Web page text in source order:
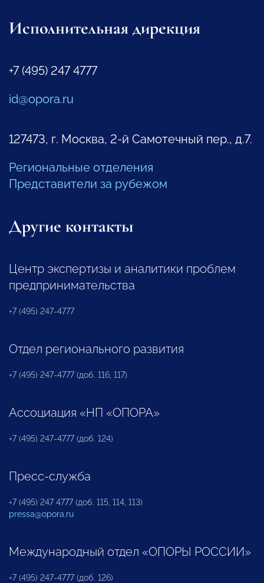
Исполнительная дирекция
+7 (495) 247 4777
id@opora.ru
127473, г. Москва, 2-й Самотечный пер., д.7.
Региональные отделения
Представители за рубежом
Другие контакты
Центр экспертизы и аналитики проблем
предпринимательства
+7 (495) 247-4777
Отдел регионального развития
+7 (495) 247-4777 (доб. 116, 117)
Ассоциация «НП «ОПОРА»
+7 (495) 247-4777 (доб. 124)
Пресс-служба
+7 (495) 247 4777 (доб. 115, 114, 113)
pressa@opora.ru
Международный отдел «ОПОРЫ РОССИИ»
+7 (495) 247-4777 (доб. 126)